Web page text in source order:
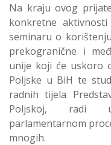
Na kraju ovog
konkretne
seminaru o
prekogranične i
unije koji će uskoro
Poljske u BiH te
radnih tijela
Poljskoj, radi
parlamentarnom
mnogih.